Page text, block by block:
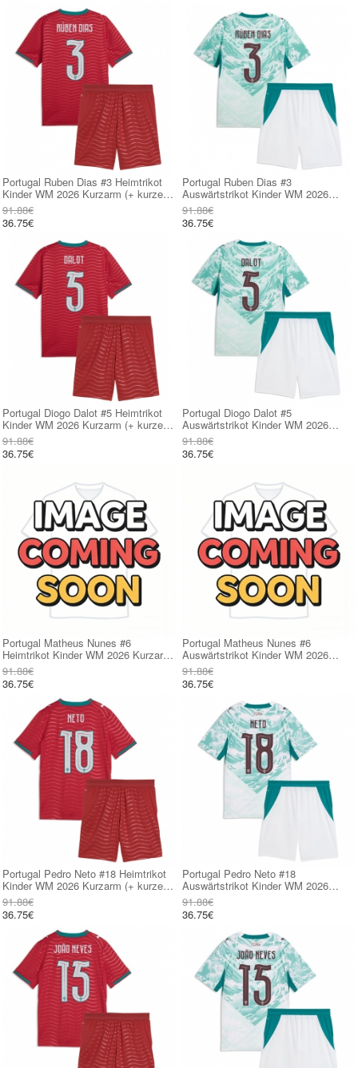
Portugal Ruben Dias #3 Heimtrikot
Kinder WM 2026 Kurzarm (+ kurze
hosen)
91.88€
36.75€
Portugal Ruben Dias #3
Auswärtstrikot Kinder WM 2026
Kurzarm (+ kurze hosen)
91.88€
36.75€
Portugal Diogo Dalot #5 Heimtrikot
Kinder WM 2026 Kurzarm (+ kurze
hosen)
91.88€
36.75€
Portugal Diogo Dalot #5
Auswärtstrikot Kinder WM 2026
Kurzarm (+ kurze hosen)
91.88€
36.75€
Portugal Matheus Nunes #6
Heimtrikot Kinder WM 2026 Kurzarm
(+ kurze hosen)
91.88€
36.75€
Portugal Matheus Nunes #6
Auswärtstrikot Kinder WM 2026
Kurzarm (+ kurze hosen)
91.88€
36.75€
Portugal Pedro Neto #18 Heimtrikot
Kinder WM 2026 Kurzarm (+ kurze
hosen)
91.88€
36.75€
Portugal Pedro Neto #18
Auswärtstrikot Kinder WM 2026
Kurzarm (+ kurze hosen)
91.88€
36.75€